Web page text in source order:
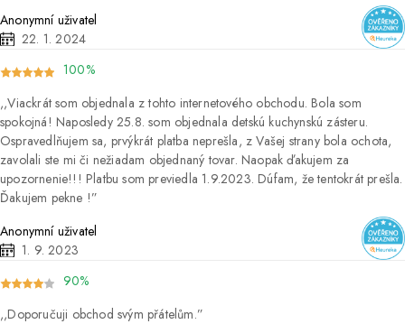
Anonymní uživatel
22. 1. 2024
100%
Viackrát som objednala z tohto internetového obchodu. Bola som
spokojná! Naposledy 25.8. som objednala detskú kuchynskú zásteru.
Ospravedlňujem sa, prvýkrát platba neprešla, z Vašej strany bola ochota,
zavolali ste mi či nežiadam objednaný tovar. Naopak ďakujem za
upozornenie!!! Platbu som previedla 1.9.2023. Dúfam, že tentokrát prešla.
Ďakujem pekne !
Anonymní uživatel
1. 9. 2023
90%
Doporučuji obchod svým přátelům.